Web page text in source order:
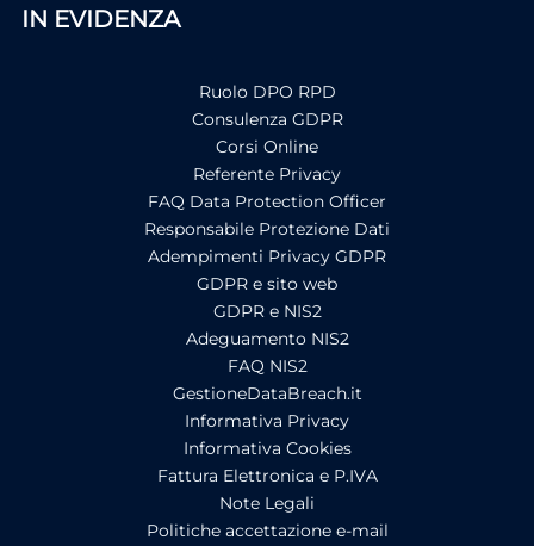
IN EVIDENZA
Ruolo DPO RPD
Consulenza GDPR
Corsi Online
Referente Privacy
FAQ Data Protection Officer
Responsabile Protezione Dati
Adempimenti Privacy GDPR
GDPR e sito web
GDPR e NIS2
Adeguamento NIS2
FAQ NIS2
GestioneDataBreach.it
Informativa Privacy
Informativa Cookies
Fattura Elettronica e P.IVA
Note Legali
Politiche accettazione e-mail